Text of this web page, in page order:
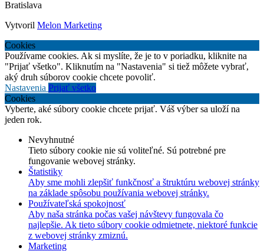
Bratislava
Vytvoril Melon Marketing
Cookies
Používame cookies. Ak si myslíte, že je to v poriadku, kliknite na
"Prijať všetko". Kliknutím na "Nastavenia" si tiež môžete vybrať,
aký druh súborov cookie chcete povoliť.
Nastavenia Prijať všetko
Cookies
Vyberte, aké súbory cookie chcete prijať. Váš výber sa uloží na
jeden rok.
Nevyhnutné
Tieto súbory cookie nie sú voliteľné. Sú potrebné pre
fungovanie webovej stránky.
Štatistiky
Aby sme mohli zlepšiť funkčnosť a štruktúru webovej stránky
na základe spôsobu používania webovej stránky.
Používateľská spokojnosť
Aby naša stránka počas vašej návštevy fungovala čo
najlepšie. Ak tieto súbory cookie odmietnete, niektoré funkcie
z webovej stránky zmiznú.
Marketing